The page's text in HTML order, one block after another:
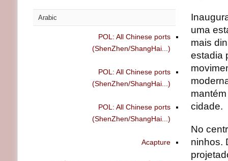
uma
mais
estadia
cidade.
No
ninhos.
Arabic
POL: All Chinese ports
(ShenZhen/ShangHai...)
POL: All Chinese ports
(ShenZhen/ShangHai...)
POL: All Chinese ports
(ShenZhen/ShangHai...)
Acapture